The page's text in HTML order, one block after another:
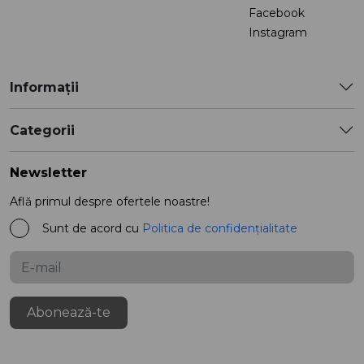
Facebook
Instagram
Informații
Categorii
Newsletter
Află primul despre ofertele noastre!
Sunt de acord cu Politica de confidențialitate
Abonează-te